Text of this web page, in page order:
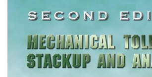
deliver significant performance
marketing.
deliver return on marketing
any organization
In-depth discussion of the fifteen